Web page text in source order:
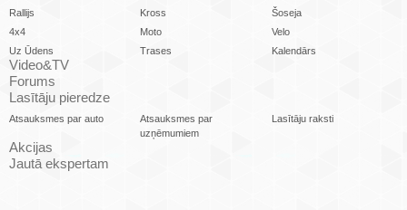
Rallijs Kross
Šoseja
4x4
Moto
Velo
Uz Ūdens
Trases Kalendārs
Video&TV
Forums
Lasītāju pieredze
Atsauksmes par auto
Atsauksmes par
uzņēmumiem
Lasītāju raksti
Akcijas
Jautā ekspertam